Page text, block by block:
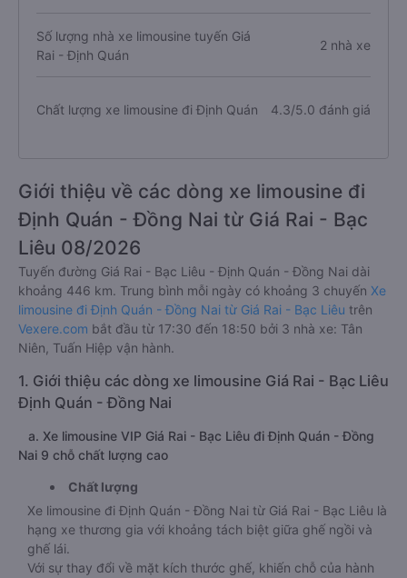
Số lượng nhà xe limousine tuyến Giá
Rai - Định Quán
2 nhà xe
Chất lượng xe limousine đi Định Quán 4.3/5.0 đánh giá
Giới thiệu về các dòng xe limousine đi
Định Quán - Đồng Nai từ Giá Rai - Bạc
Liêu 08/2026
Tuyến đường Giá Rai - Bạc Liêu - Định Quán - Đồng Nai dài
khoảng 446 km. Trung bình mỗi ngày có khoảng 3 chuyến Xe
limousine đi Định Quán - Đồng Nai từ Giá Rai - Bạc Liêu trên
Vexere.com bắt đầu từ 17:30 đến 18:50 bởi 3 nhà xe: Tân
Niên, Tuấn Hiệp vận hành.
1. Giới thiệu các dòng xe limousine Giá Rai - Bạc Liêu
Định Quán - Đồng Nai
a. Xe limousine VIP Giá Rai - Bạc Liêu đi Định Quán - Đồng
Nai 9 chỗ chất lượng cao
Chất lượng
Xe limousine đi Định Quán - Đồng Nai từ Giá Rai - Bạc Liêu là
hạng xe thương gia với khoảng tách biệt giữa ghế ngồi và
ghế lái.
Với sự thay đổi về mặt kích thước ghế, khiến chỗ của hành